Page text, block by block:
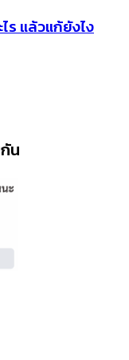
ร แล้วแก้ยังไง
น